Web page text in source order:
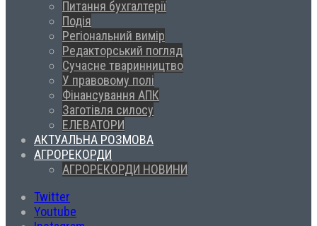
Питання бухгалтерії
Подія
Регіональний вимір
Редакторський погляд
Сучасне тваринництво
У правовому полі
Фінансування АПК
Заготівля силосу
ЕЛЕВАТОРИ
АКТУАЛЬНА РОЗМОВА
АГРОРЕКОРДИ
АГРОРЕКОРДИ НОВИНИ
Twitter
Youtube